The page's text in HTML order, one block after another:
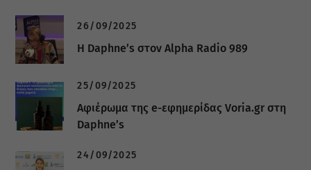
26/09/2025
Η Daphne’s στον Alpha Radio 989
25/09/2025
Αφιέρωμα της e-εφημερίδας Voria.gr στη
Daphne’s
24/09/2025